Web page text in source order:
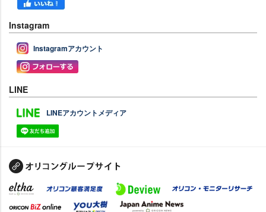
Instagram
Instagramアカウント
LINE
LINEアカウントメディア